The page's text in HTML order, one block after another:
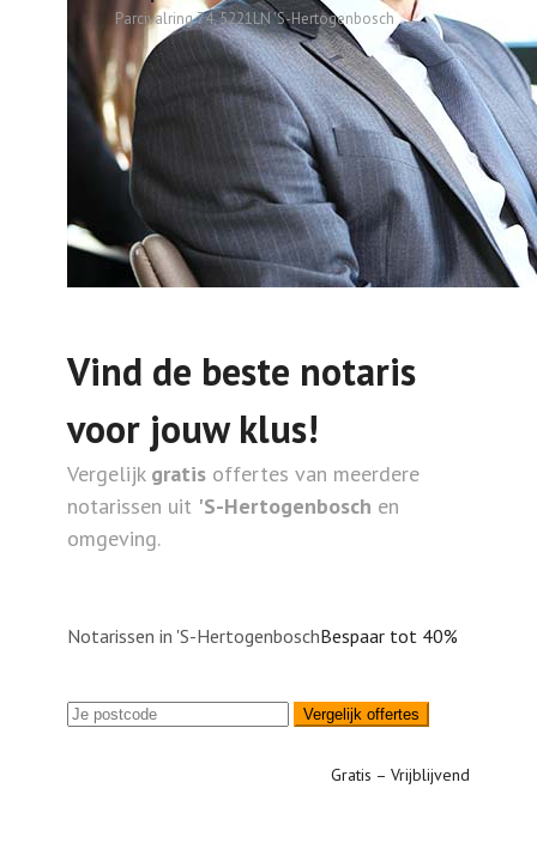
Parcivalring 74, 5221LN 'S-Hertogenbosch
Vind de beste notaris
voor jouw klus!
Vergelijk gratis offertes van meerdere
notarissen uit 'S-Hertogenbosch en
omgeving.
Notarissen in 'S-HertogenboschBespaar tot 40%
Vergelijk offertes
Gratis – Vrijblijvend